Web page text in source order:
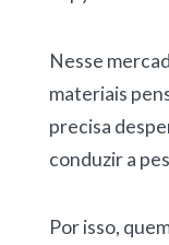
Nesse
materiais
precisa
conduzir a
Por isso,